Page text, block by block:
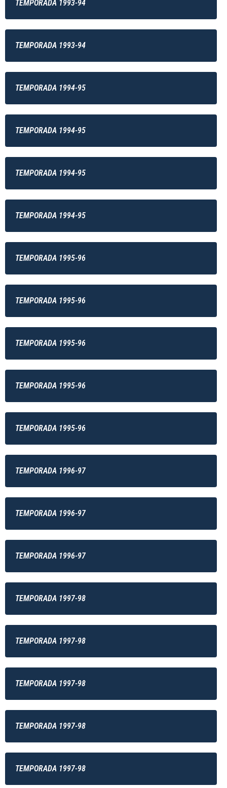
TEMPORADA 1993-94
TEMPORADA 1993-94
TEMPORADA 1994-95
TEMPORADA 1994-95
TEMPORADA 1994-95
TEMPORADA 1994-95
TEMPORADA 1995-96
TEMPORADA 1995-96
TEMPORADA 1995-96
TEMPORADA 1995-96
TEMPORADA 1995-96
TEMPORADA 1996-97
TEMPORADA 1996-97
TEMPORADA 1996-97
TEMPORADA 1997-98
TEMPORADA 1997-98
TEMPORADA 1997-98
TEMPORADA 1997-98
TEMPORADA 1997-98